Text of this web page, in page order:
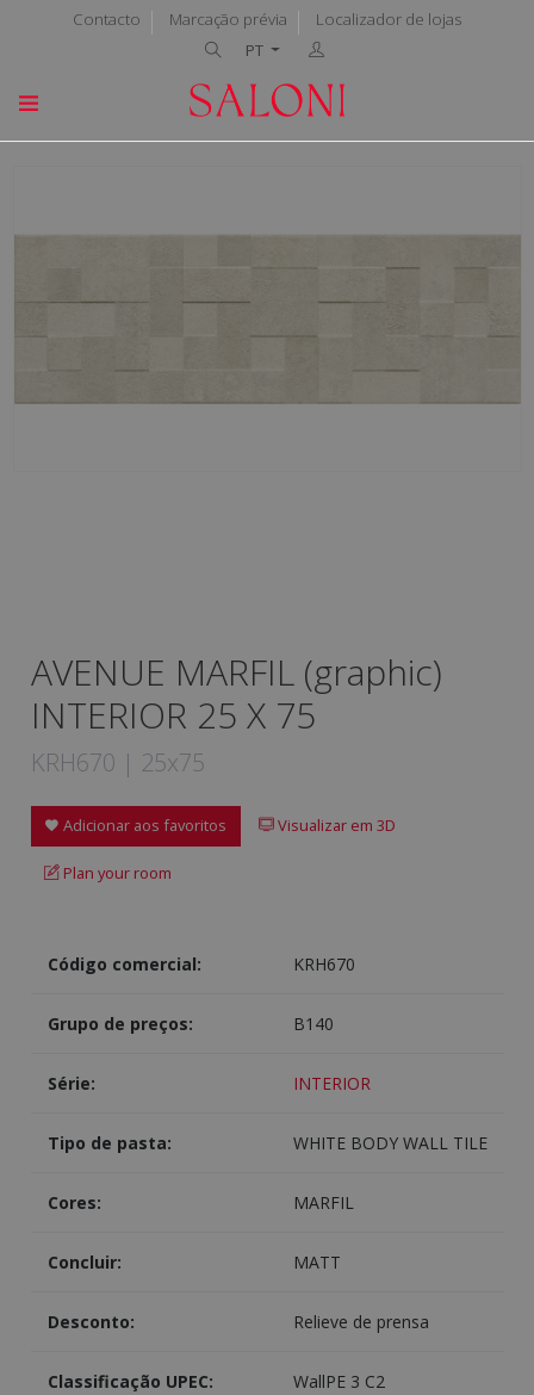
Contacto Marcação prévia
Localizador de lojas
PT
AVENUE MARFIL (graphic)
INTERIOR 25 X 75
KRH670 | 25x75
Adicionar aos favoritos Visualizar em 3D
Plan your room
Código comercial: KRH670
Grupo de preços: B140
Série: INTERIOR
Tipo de pasta: WHITE BODY WALL TILE
Cores: MARFIL
Concluir: MATT
Desconto: Relieve de prensa
Classificação UPEC: WallPE 3 C2